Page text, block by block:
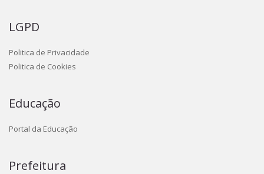
LGPD
Politica de Privacidade
Politica de Cookies
Educação
Portal da Educação
Prefeitura